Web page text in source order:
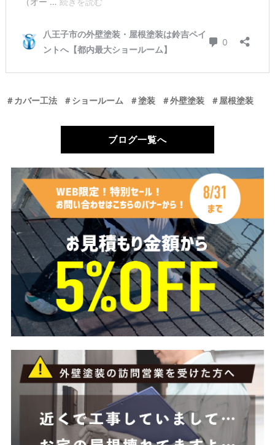
＃カバー工法 ＃ショールーム ＃塗装 ＃外壁塗装 ＃屋根塗装
ブログ一覧へ